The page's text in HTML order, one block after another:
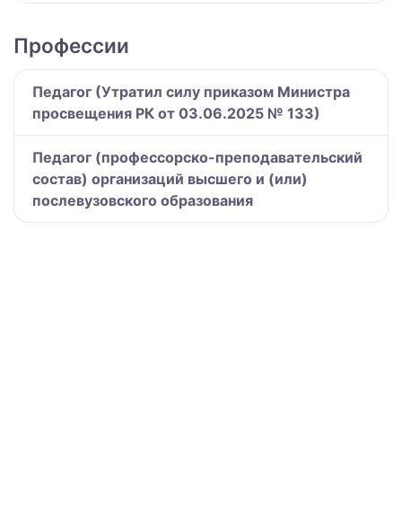
Профессии
Педагог (Утратил силу приказом Министра
просвещения РК от 03.06.2025 № 133)
Педагог (профессорско-преподавательский
состав) организаций высшего и (или)
послевузовского образования